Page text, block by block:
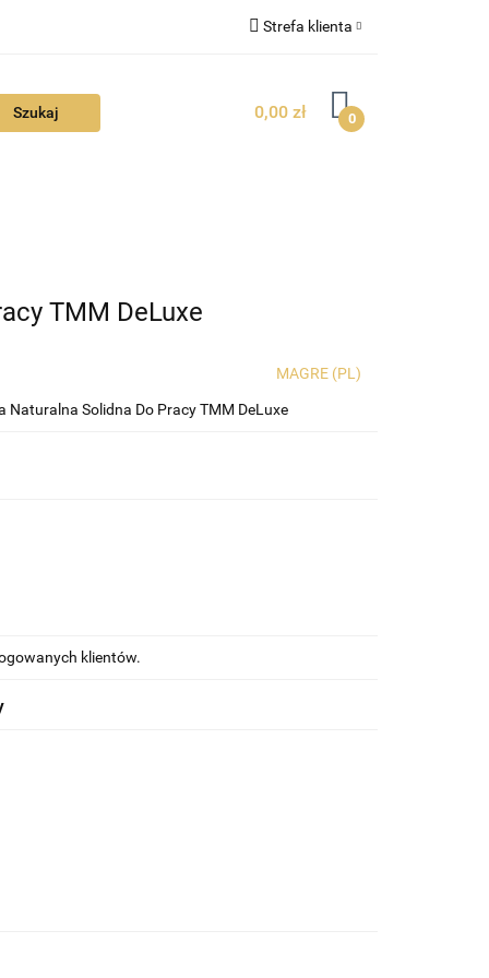
Strefa klienta
Zarejestruj się
0,00 zł 0
TMM DeLuxe
MAGRE (PL)
Naturalna Solidna Do Pracy TMM DeLuxe
klientów.